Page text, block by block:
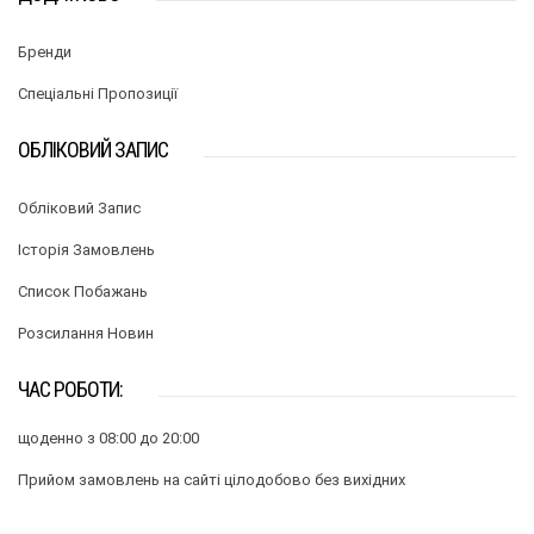
Бренди
Спеціальні Пропозиції
ОБЛІКОВИЙ ЗАПИС
Обліковий Запис
Історія Замовлень
Список Побажань
Розсилання Новин
ЧАС РОБОТИ:
щоденно з 08:00 до 20:00
Прийом замовлень на сайті цілодобово без вихідних